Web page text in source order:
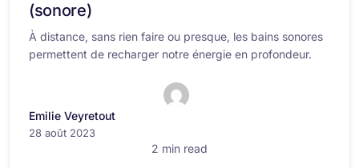
(sonore)
À distance, sans rien faire ou presque, les bains sonores
permettent de recharger notre énergie en profondeur.
Emilie Veyretout
28 août 2023
2 min read